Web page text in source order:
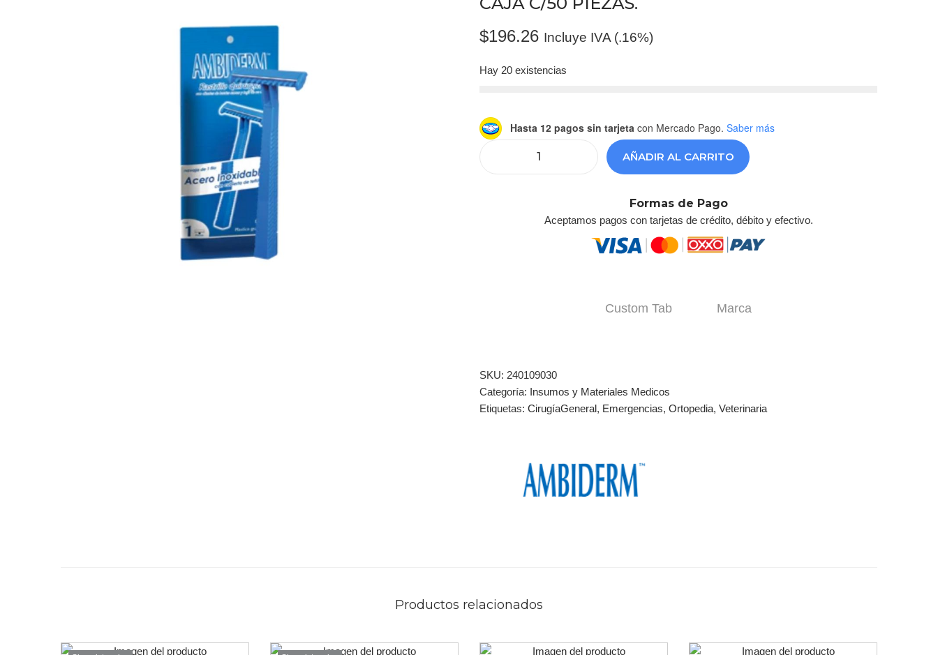
$196.26 Incluye IVA (.16%)
Hay 20 existencias
Hasta 12 pagos sin tarjeta con Mercado Pago. Saber más
AÑADIR AL CARRITO
Formas de Pago
Aceptamos pagos con tarjetas de crédito, débito y efectivo.
Custom Tab Marca
SKU: 240109030
Categoría: Insumos y Materiales Medicos
Etiquetas: CirugíaGeneral, Emergencias, Ortopedia, Veterinaria
Productos relacionados